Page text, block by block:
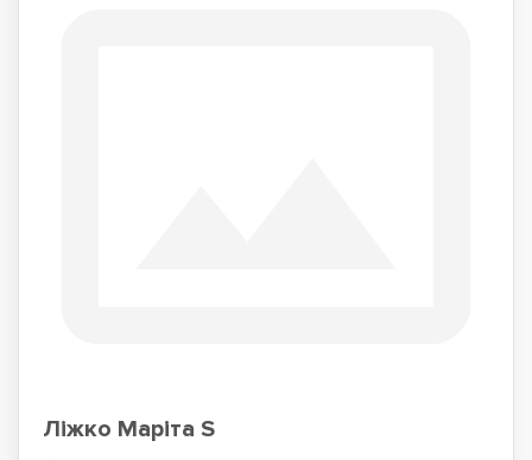
Ліжко Маріта S